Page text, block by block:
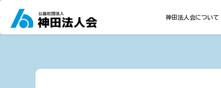
content
神田法人会について